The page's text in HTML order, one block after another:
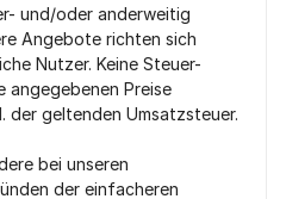
und/oder anderweitig
Angebote richten sich
Nutzer. Keine Steuer-
angegebenen Preise
der geltenden Umsatzsteuer.
bei unseren
der einfacheren